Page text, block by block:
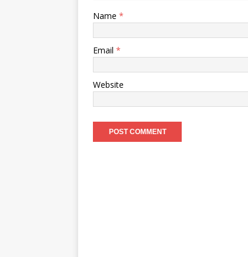
Name *
Email *
Website